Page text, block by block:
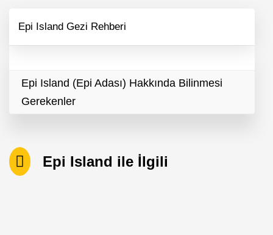
Epi Island Gezi Rehberi
Epi Island (Epi Adası) Hakkında Bilinmesi
Gerekenler
Epi Island ile İlgili